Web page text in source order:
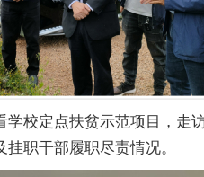
校定点扶贫示范项目，走
职干部履职尽责情况。